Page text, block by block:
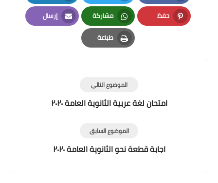
Facebook
Twitter
LinkedIn
حفظ
Pinterest
مشاركة
Whatsapp
إرسال
Email
طباعة
Print
الموضوع التالي
امتحان لغة عربية الثانوية العامة ٢٠٢٠
الموضوع السابق
اجابة قطعة نحو الثانوية العامة ٢٠٢٠